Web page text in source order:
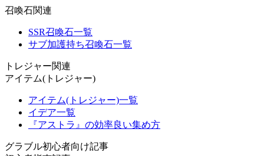
召喚石関連
SSR召喚石一覧
サブ加護持ち召喚石一覧
トレジャー関連
アイテム(トレジャー)
アイテム(トレジャー)一覧
イデア一覧
『アストラ』の効率良い集め方
グラブル初心者向け記事